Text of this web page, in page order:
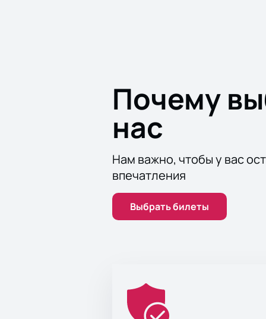
Почему
нас
Нам важно, чтобы у вас
впечатления
Выбрать билеты